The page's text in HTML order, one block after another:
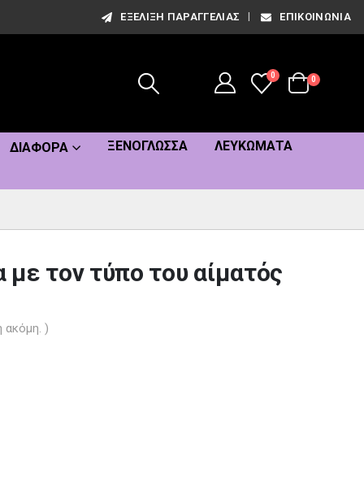
ΕΞΈΛΙΞΗ ΠΑΡΑΓΓΕΛΊΑΣ ΕΠΙΚΟΙΝΩΝΊΑ
0
0
ΔΙΆΦΟΡΑ ΞΕΝΌΓΛΩΣΣΑ
ΛΕΥΚΏΜΑΤΑ
τον τύπο του αίματός
ακόμη. )